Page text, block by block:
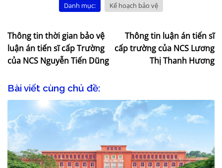
Danh mục: Kế hoạch bảo vệ
Thông tin thời gian bảo vệ
luận án tiến sĩ cấp Trường
của NCS Nguyễn Tiến Dũng
Thông tin luận án tiến sĩ
cấp trường của NCS Lương
Thị Thanh Hương
Bài viết cùng chủ đề: